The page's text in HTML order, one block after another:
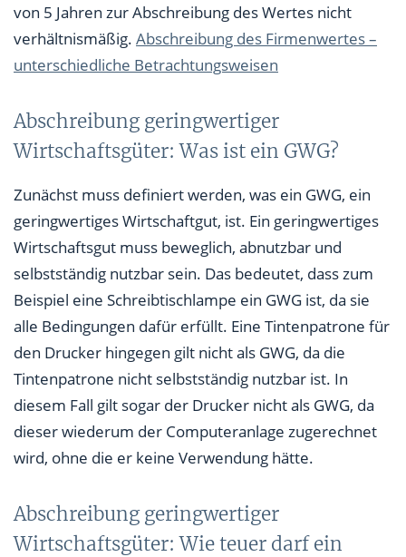
von 5 Jahren zur Abschreibung des Wertes nicht
verhältnismäßig. Abschreibung des Firmenwertes –
unterschiedliche Betrachtungsweisen
Abschreibung geringwertiger
Wirtschaftsgüter: Was ist ein GWG?
Zunächst muss definiert werden, was ein GWG, ein
geringwertiges Wirtschaftgut, ist. Ein geringwertiges
Wirtschaftsgut muss beweglich, abnutzbar und
selbstständig nutzbar sein. Das bedeutet, dass zum
Beispiel eine Schreibtischlampe ein GWG ist, da sie
alle Bedingungen dafür erfüllt. Eine Tintenpatrone für
den Drucker hingegen gilt nicht als GWG, da die
Tintenpatrone nicht selbstständig nutzbar ist. In
diesem Fall gilt sogar der Drucker nicht als GWG, da
dieser wiederum der Computeranlage zugerechnet
wird, ohne die er keine Verwendung hätte.
Abschreibung geringwertiger
Wirtschaftsgüter: Wie teuer darf ein